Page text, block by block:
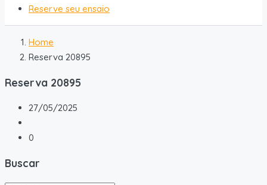
Reserve seu ensaio
Home
Reserva 20895
Reserva 20895
27/05/2025
0
Buscar